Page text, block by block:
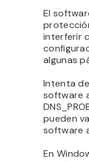
El
interferir
algunas
Intenta
software
pueden
software
En